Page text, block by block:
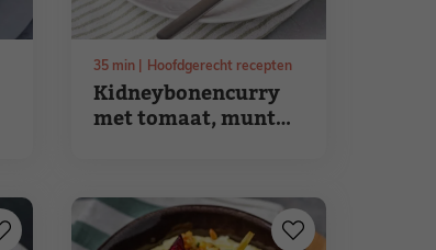
Kidneybonencurry
met tomaat, munt
35 min Hoofdgerecht recepten